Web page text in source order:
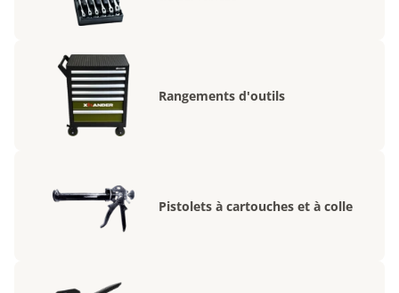
Rangements d'outils
Pistolets à cartouches et à colle